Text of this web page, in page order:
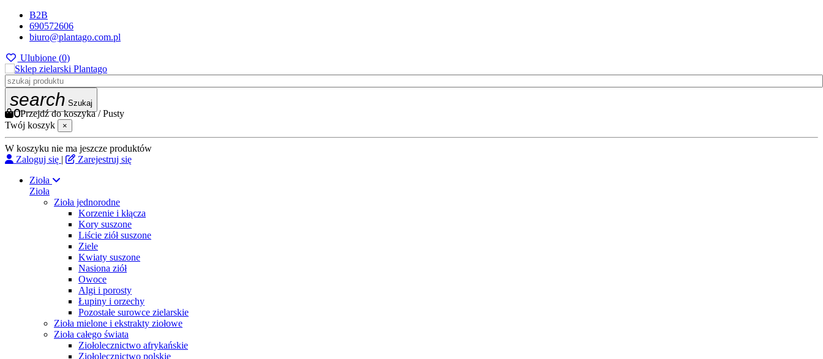
B2B
690572606
biuro@plantago.com.pl
Ulubione (0)
search Szukaj
0Przejdź do koszyka /Pusty
Twój koszyk
×
W koszyku nie ma jeszcze produktów
Zaloguj się |
Zarejestruj się
Zioła
Zioła
Zioła jednorodne
Korzenie i kłącza
Kory suszone
Liście ziół suszone
Ziele
Kwiaty suszone
Nasiona ziół
Owoce
Algi i porosty
Łupiny i orzechy
Pozostałe surowce zielarskie
Zioła mielone i ekstrakty ziołowe
Zioła całego świata
Ziołolecznictwo afrykańskie
Ziołolecznictwo polskie